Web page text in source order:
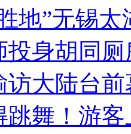
地”无锡
投身胡同
大陆台
舞！游客